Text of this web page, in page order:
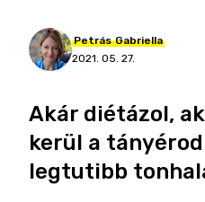
Petrás Gabriella
2021. 05. 27.
Akár diétázol,
kerül a
legtutibb